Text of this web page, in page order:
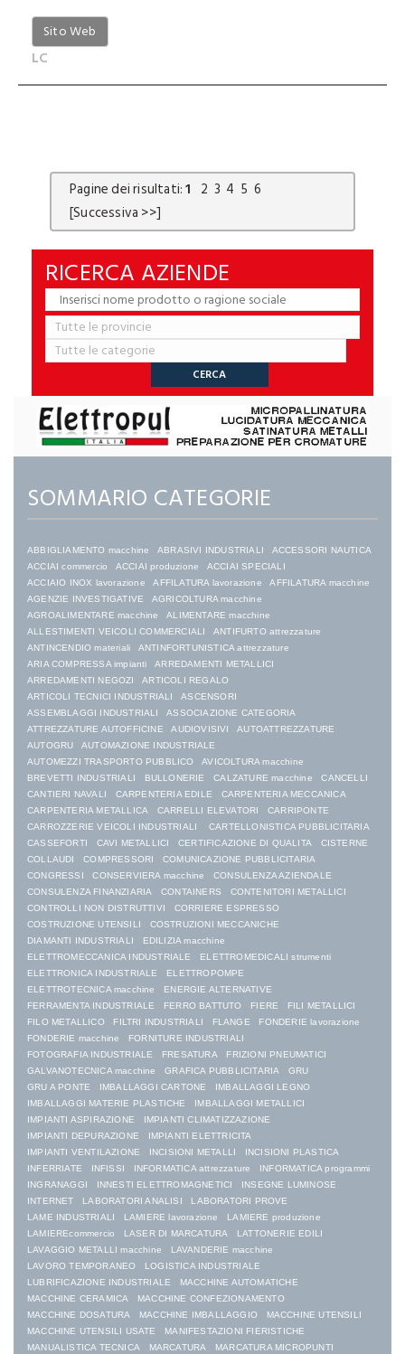
Sito Web
LC
Pagine dei risultati:1 2 3 4 5 6
[Successiva >>]
RICERCA AZIENDE
SOMMARIO CATEGORIE
ABBIGLIAMENTO macchine ABRASIVI INDUSTRIALI
ACCESSORI NAUTICA
ACCIAI commercio
ACCIAI produzione
ACCIAI SPECIALI
ACCIAIO INOX lavorazione
AFFILATURA lavorazione
AFFILATURA macchine
AGENZIE INVESTIGATIVE
AGRICOLTURA macchine
AGROALIMENTARE macchine
ALIMENTARE macchine
ALLESTIMENTI VEICOLI COMMERCIALI
ANTIFURTO attrezzature
ANTINCENDIO materiali
ANTINFORTUNISTICA attrezzature
ARIA COMPRESSA impianti
ARREDAMENTI METALLICI
ARREDAMENTI NEGOZI
ARTICOLI REGALO
ARTICOLI TECNICI INDUSTRIALI
ASCENSORI
ASSEMBLAGGI INDUSTRIALI
ASSOCIAZIONE CATEGORIA
ATTREZZATURE AUTOFFICINE
AUDIOVISIVI
AUTOATTREZZATURE
AUTOGRU
AUTOMAZIONE INDUSTRIALE
AUTOMEZZI TRASPORTO PUBBLICO
AVICOLTURA macchine
BREVETTI INDUSTRIALI
BULLONERIE CALZATURE macchine
CANCELLI
CANTIERI NAVALI
CARPENTERIA EDILE
CARPENTERIA MECCANICA
CARPENTERIA METALLICA
CARRELLI ELEVATORI
CARRIPONTE
CARROZZERIE VEICOLI INDUSTRIALI
CARTELLONISTICA PUBBLICITARIA
CASSEFORTI
CAVI METALLICI CERTIFICAZIONE DI QUALITA
CISTERNE
COLLAUDI
COMPRESSORI
COMUNICAZIONE PUBBLICITARIA
CONGRESSI
CONSERVIERA macchine
CONSULENZA AZIENDALE
CONSULENZA FINANZIARIA
CONTAINERS
CONTENITORI METALLICI
CONTROLLI NON DISTRUTTIVI
CORRIERE ESPRESSO
COSTRUZIONE UTENSILI
COSTRUZIONI MECCANICHE
DIAMANTI INDUSTRIALI
EDILIZIA macchine
ELETTROMECCANICA INDUSTRIALE
ELETTROMEDICALI strumenti
ELETTRONICA INDUSTRIALE
ELETTROPOMPE
ELETTROTECNICA macchine
ENERGIE ALTERNATIVE
FERRAMENTA INDUSTRIALE
FERRO BATTUTO FIERE
FILI METALLICI
FILO METALLICO
FILTRI INDUSTRIALI FLANGE
FONDERIE lavorazione
FONDERIE macchine
FORNITURE INDUSTRIALI
FOTOGRAFIA INDUSTRIALE
FRESATURA
FRIZIONI PNEUMATICI
GALVANOTECNICA macchine
GRAFICA PUBBLICITARIA
GRU
GRU A PONTE
IMBALLAGGI CARTONE
IMBALLAGGI LEGNO
IMBALLAGGI MATERIE PLASTICHE
IMBALLAGGI METALLICI
IMPIANTI ASPIRAZIONE
IMPIANTI CLIMATIZZAZIONE
IMPIANTI DEPURAZIONE
IMPIANTI ELETTRICITA
IMPIANTI VENTILAZIONE
INCISIONI METALLI
INCISIONI PLASTICA
INFERRIATE
INFISSI INFORMATICA attrezzature
INFORMATICA programmi
INGRANAGGI
INNESTI ELETTROMAGNETICI
INSEGNE LUMINOSE
INTERNET
LABORATORI ANALISI
LABORATORI PROVE
LAME INDUSTRIALI
LAMIERE lavorazione
LAMIERE produzione
LAMIEREcommercio
LASER DI MARCATURA
LATTONERIE EDILI
LAVAGGIO METALLI macchine
LAVANDERIE macchine
LAVORO TEMPORANEO
LOGISTICA INDUSTRIALE
LUBRIFICAZIONE INDUSTRIALE
MACCHINE AUTOMATICHE
MACCHINE CERAMICA
MACCHINE CONFEZIONAMENTO
MACCHINE DOSATURA
MACCHINE IMBALLAGGIO
MACCHINE UTENSILI
MACCHINE UTENSILI USATE
MANIFESTAZIONI FIERISTICHE
MANUALISTICA TECNICA
MARCATURA
MARCATURA MICROPUNTI